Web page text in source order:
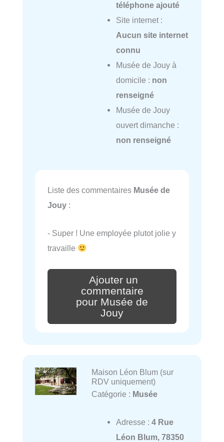
téléphone ajouté
Site internet :
Aucun site internet
connu
Musée de Jouy à
domicile : non
renseigné
Musée de Jouy
ouvert dimanche :
non renseigné
Liste des commentaires Musée de
Jouy :
- Super ! Une employée plutot jolie y
travaille
Ajouter un
commentaire
pour Musée de
Jouy
Maison Léon Blum (sur
RDV uniquement)
Catégorie : Musée
Adresse : 4 Rue
Léon Blum, 78350